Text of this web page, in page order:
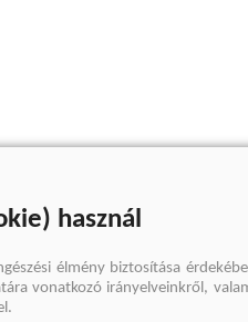
használ
élmény biztosítása
vonatkozó irányelveinkről,